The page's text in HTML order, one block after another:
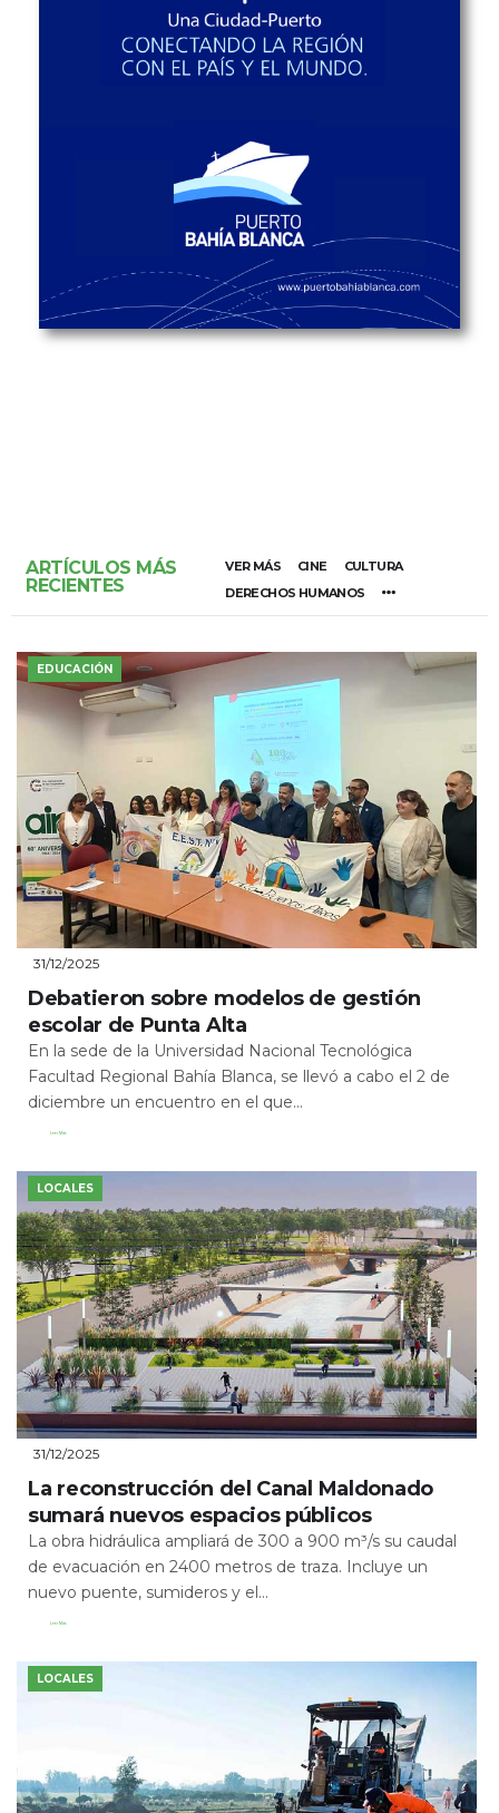
ARTÍCULOS MÁS
RECIENTES
VER MÁS CINE
CULTURA
DERECHOS HUMANOS
EDUCACIÓN
31/12/2025
Debatieron sobre modelos de gestión
escolar de Punta Alta
En la sede de la Universidad Nacional Tecnológica
Facultad Regional Bahía Blanca, se llevó a cabo el 2 de
diciembre un encuentro en el que...
Leer Más
LOCALES
31/12/2025
La reconstrucción del Canal Maldonado
sumará nuevos espacios públicos
La obra hidráulica ampliará de 300 a 900 m³/s su caudal
de evacuación en 2400 metros de traza. Incluye un
nuevo puente, sumideros y el...
Leer Más
LOCALES